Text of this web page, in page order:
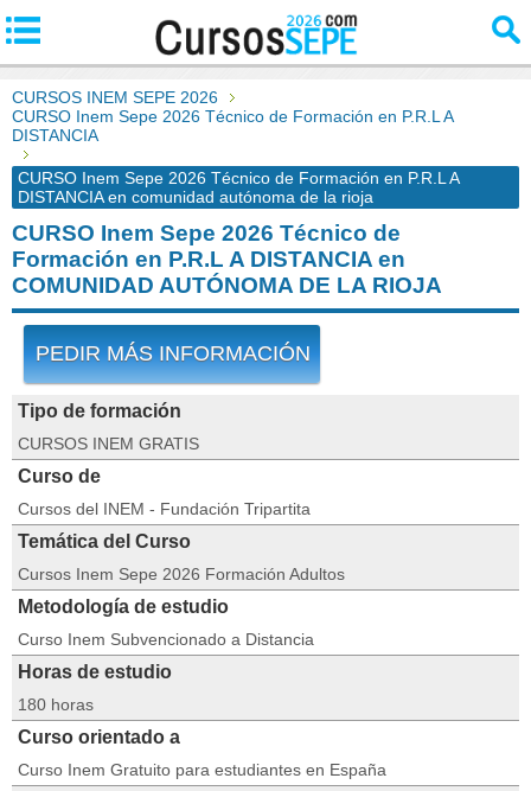
CURSOS INEM SEPE 2026
CURSO Inem Sepe 2026 Técnico de Formación en P.R.L A
DISTANCIA
CURSO Inem Sepe 2026 Técnico de Formación en P.R.L A
DISTANCIA en comunidad autónoma de la rioja
CURSO Inem Sepe 2026 Técnico de
Formación en P.R.L A DISTANCIA en
COMUNIDAD AUTÓNOMA DE LA RIOJA
PEDIR MÁS INFORMACIÓN
Tipo de formación
CURSOS INEM GRATIS
Curso de
Cursos del INEM - Fundación Tripartita
Temática del Curso
Cursos Inem Sepe 2026 Formación Adultos
Metodología de estudio
Curso Inem Subvencionado a Distancia
Horas de estudio
180 horas
Curso orientado a
Curso Inem Gratuito para estudiantes en España